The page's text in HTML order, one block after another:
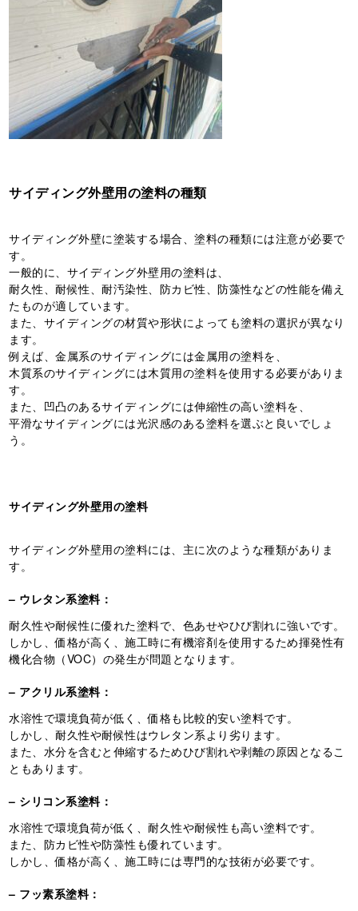
サイディング外壁用の塗料の種類
サイディング外壁に塗装する場合、塗料の種類には注意が必要で
す。
一般的に、サイディング外壁用の塗料は、
耐久性、耐候性、耐汚染性、防カビ性、防藻性などの性能を備え
たものが適しています。
また、サイディングの材質や形状によっても塗料の選択が異なり
ます。
例えば、金属系のサイディングには金属用の塗料を、
木質系のサイディングには木質用の塗料を使用する必要がありま
す。
また、凹凸のあるサイディングには伸縮性の高い塗料を、
平滑なサイディングには光沢感のある塗料を選ぶと良いでしょ
う。
サイディング外壁用の塗料
サイディング外壁用の塗料には、主に次のような種類がありま
す。
– ウレタン系塗料：
耐久性や耐候性に優れた塗料で、色あせやひび割れに強いです。
しかし、価格が高く、施工時に有機溶剤を使用するため揮発性有
機化合物（VOC）の発生が問題となります。
– アクリル系塗料：
水溶性で環境負荷が低く、価格も比較的安い塗料です。
しかし、耐久性や耐候性はウレタン系より劣ります。
また、水分を含むと伸縮するためひび割れや剥離の原因となるこ
ともあります。
– シリコン系塗料：
水溶性で環境負荷が低く、耐久性や耐候性も高い塗料です。
また、防カビ性や防藻性も優れています。
しかし、価格が高く、施工時には専門的な技術が必要です。
– フッ素系塗料：